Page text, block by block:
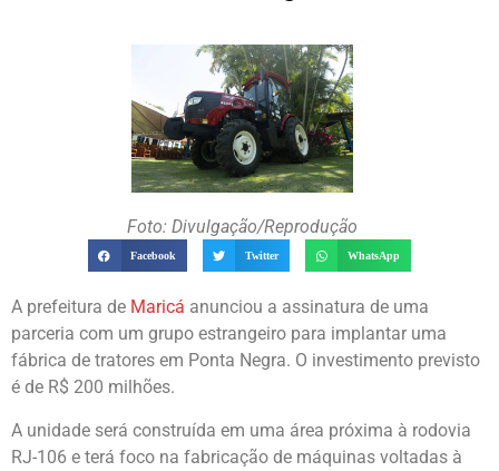
Foto: Divulgação/Reprodução
Facebook Twitter WhatsApp
A prefeitura de Maricá anunciou a assinatura de uma
parceria com um grupo estrangeiro para implantar uma
fábrica de tratores em Ponta Negra. O investimento previsto
é de R$ 200 milhões.
A unidade será construída em uma área próxima à rodovia
RJ-106 e terá foco na fabricação de máquinas voltadas à